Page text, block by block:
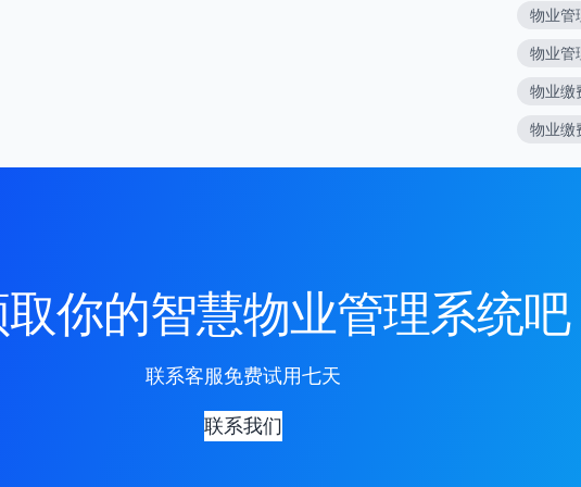
物业管
物业管
物业缴
物业缴
你的智慧物业管理系统吧
联系客服免费试用七天
联系我们